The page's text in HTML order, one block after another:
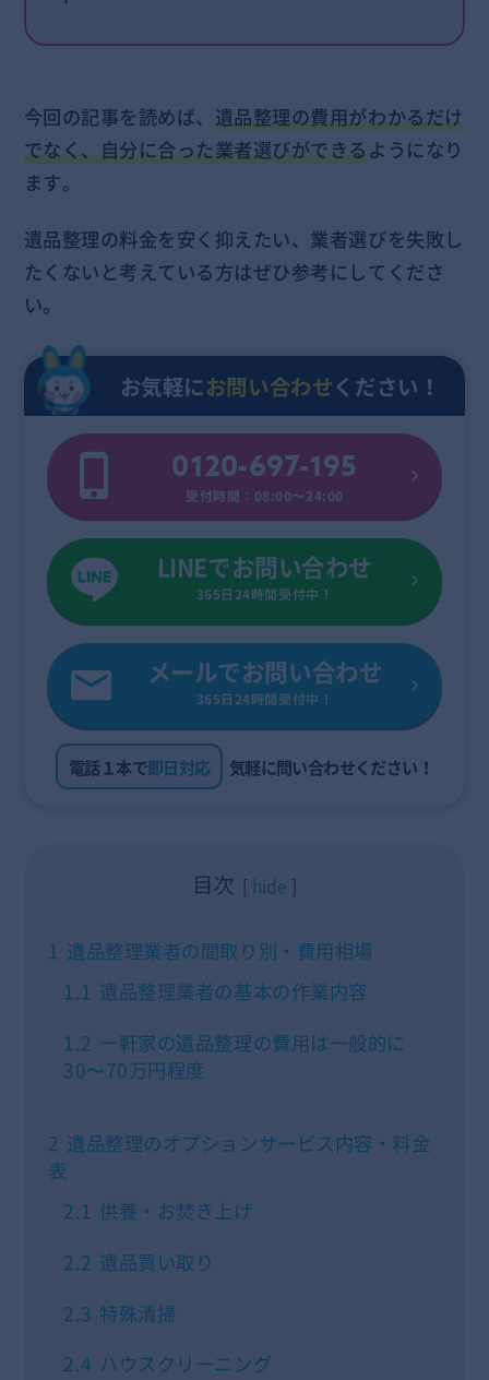
今回の記事を読めば、 遺品整理の費用がわかるだけ
でなく、自分に合った業者選びができるようになり
ます。
遺品整理の料金を安く抑えたい、業者選びを失敗し
たくないと考えている方はぜひ参考にしてくださ
い。
お気軽にお問い合わせください！
0120-697-195
受付時間：08:00〜24:00
LINEでお問い合わせ
365日24時間受付中！
メールでお問い合わせ
365日24時間受付中！
電話１本で即日対応 気軽に問い合わせください！
目次 hide
1 遺品整理業者の間取り別・費用相場
1.1 遺品整理業者の基本の作業内容
1.2 一軒家の遺品整理の費用は一般的に
30〜70万円程度
2 遺品整理のオプションサービス内容・料金
表
2.1 供養・お焚き上げ
2.2 遺品買い取り
2.3 特殊清掃
2.4 ハウスクリーニング